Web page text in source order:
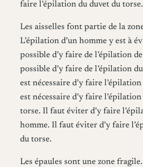
faire l’épilation du duvet du torse.
Les aisselles font partie de la
L’épilation d’un homme y est à
possible d’y faire de l’épilation
possible d’y faire de l’épilation
est nécessaire d’y faire
est nécessaire d’y faire
torse. Il faut éviter d’y faire
homme. Il faut éviter d’y faire
du torse.
Les épaules sont une zone